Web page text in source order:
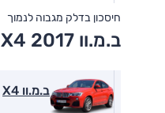
חיסכון בדלק מגבוה לנמוך
ב.מ.וו X4 2017
ב.מ.וו X4